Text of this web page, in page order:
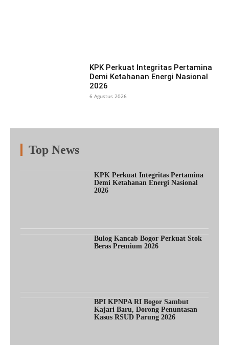
KPK Perkuat Integritas Pertamina
Demi Ketahanan Energi Nasional
2026
6 Agustus 2026
Top News
KPK Perkuat Integritas Pertamina
Demi Ketahanan Energi Nasional
2026
Bulog Kancab Bogor Perkuat Stok
Beras Premium 2026
BPI KPNPA RI Bogor Sambut
Kajari Baru, Dorong Penuntasan
Kasus RSUD Parung 2026